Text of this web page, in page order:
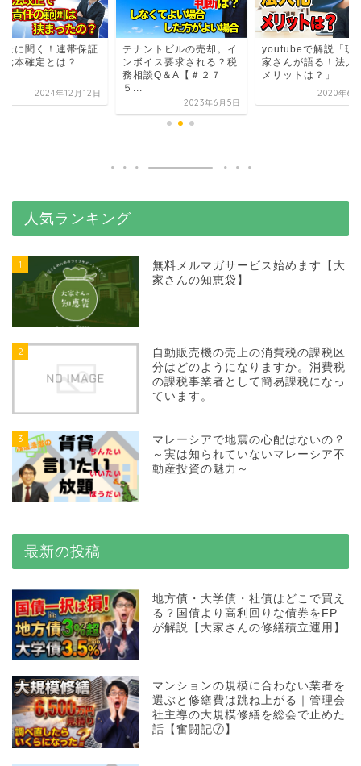
士に聞く！連帯保証
元本確定とは？
2024年12月12日
テナントビルの売却。イ
ンボイス要求される？税
務相談Q＆A【＃２７
５...
2023年6月5日
youtubeで解説「現
家さんが語る！法人
メリットは？」
2020年6
人気ランキング
1
無料メルマガサービス始めます【大
家さんの知恵袋】
2
自動販売機の売上の消費税の課税区
分はどのようになりますか。消費税
の課税事業者として簡易課税になっ
ています。
3
マレーシアで地震の心配はないの？
～実は知られていないマレーシア不
動産投資の魅力～
最新の投稿
地方債・大学債・社債はどこで買え
る？国債より高利回りな債券をFP
が解説【大家さんの修繕積立運用】
マンションの規模に合わない業者を
選ぶと修繕費は跳ね上がる｜管理会
社主導の大規模修繕を総会で止めた
話【奮闘記⑦】